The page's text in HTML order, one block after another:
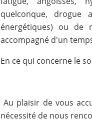
quelconque,
énergétiques) ou de
accompagné d'un
En ce qui concerne le
Au plaisir de vous
nécessité de nous